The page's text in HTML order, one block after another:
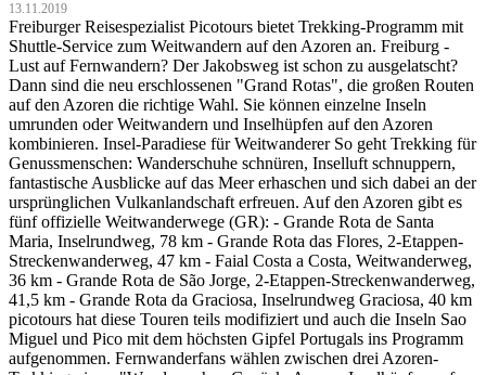
13.11.2019
Freiburger Reisespezialist Picotours bietet Trekking-Programm mit
Shuttle-Service zum Weitwandern auf den Azoren an. Freiburg -
Lust auf Fernwandern? Der Jakobsweg ist schon zu ausgelatscht?
Dann sind die neu erschlossenen "Grand Rotas", die großen Routen
auf den Azoren die richtige Wahl. Sie können einzelne Inseln
umrunden oder Weitwandern und Inselhüpfen auf den Azoren
kombinieren. Insel-Paradiese für Weitwanderer So geht Trekking für
Genussmenschen: Wanderschuhe schnüren, Inselluft schnuppern,
fantastische Ausblicke auf das Meer erhaschen und sich dabei an der
ursprünglichen Vulkanlandschaft erfreuen. Auf den Azoren gibt es
fünf offizielle Weitwanderwege (GR): - Grande Rota de Santa
Maria, Inselrundweg, 78 km - Grande Rota das Flores, 2-Etappen-
Streckenwanderweg, 47 km - Faial Costa a Costa, Weitwanderweg,
36 km - Grande Rota de São Jorge, 2-Etappen-Streckenwanderweg,
41,5 km - Grande Rota da Graciosa, Inselrundweg Graciosa, 40 km
picotours hat diese Touren teils modifiziert und auch die Inseln Sao
Miguel und Pico mit dem höchsten Gipfel Portugals ins Programm
aufgenommen. Fernwanderfans wählen zwischen drei Azoren-